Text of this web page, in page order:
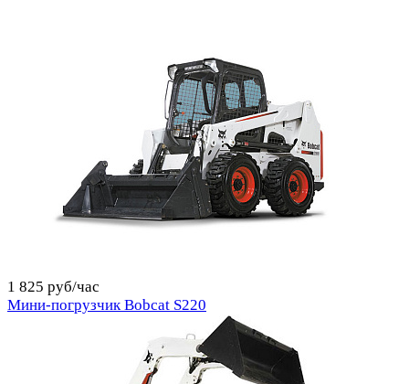
1 825 руб/час
Мини-погрузчик Bobcat S220